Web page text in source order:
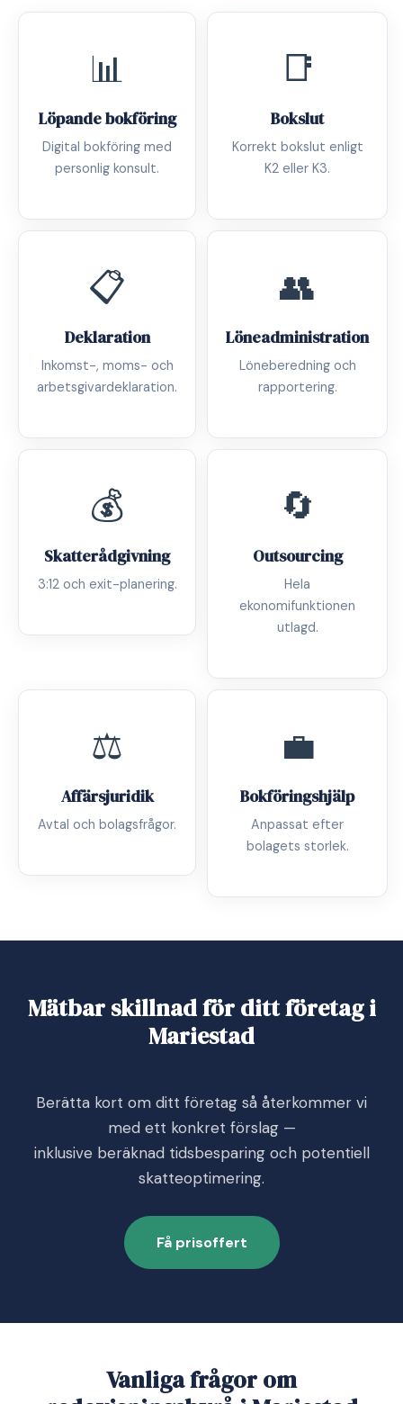
📊
Löpande bokföring
Digital bokföring med
personlig konsult.
📑
Bokslut
Korrekt bokslut enligt
K2 eller K3.
📋
Deklaration
Inkomst-, moms- och
arbetsgivardeklaration.
👥
Löneadministration
Löneberedning och
rapportering.
💰
Skatterådgivning
3:12 och exit-planering.
🔄
Outsourcing
Hela
ekonomifunktionen
utlagd.
⚖️
Affärsjuridik
Avtal och bolagsfrågor.
💼
Bokföringshjälp
Anpassat efter
bolagets storlek.
Mätbar skillnad för ditt företag i
Mariestad
Berätta kort om ditt företag så återkommer vi
med ett konkret förslag —
inklusive beräknad tidsbesparing och potentiell
skatteoptimering.
Få prisoffert
Vanliga frågor om